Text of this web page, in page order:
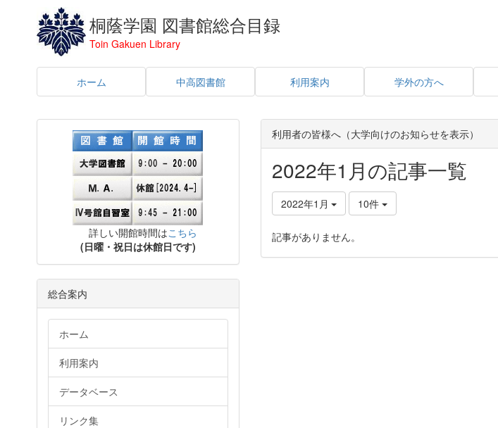
桐蔭学園 図書館総合目録
Toin Gakuen Library
ホーム 中高図書館 利用案内 学外の方へ
利用者の皆様へ（大学向けのお知らせを表示）
2022年1月の記事一覧
2022年1月 10件
記事がありません。
詳しい開館時間はこちら
(日曜・祝日は休館日です)
総合案内
ホーム
利用案内
データベース
リンク集